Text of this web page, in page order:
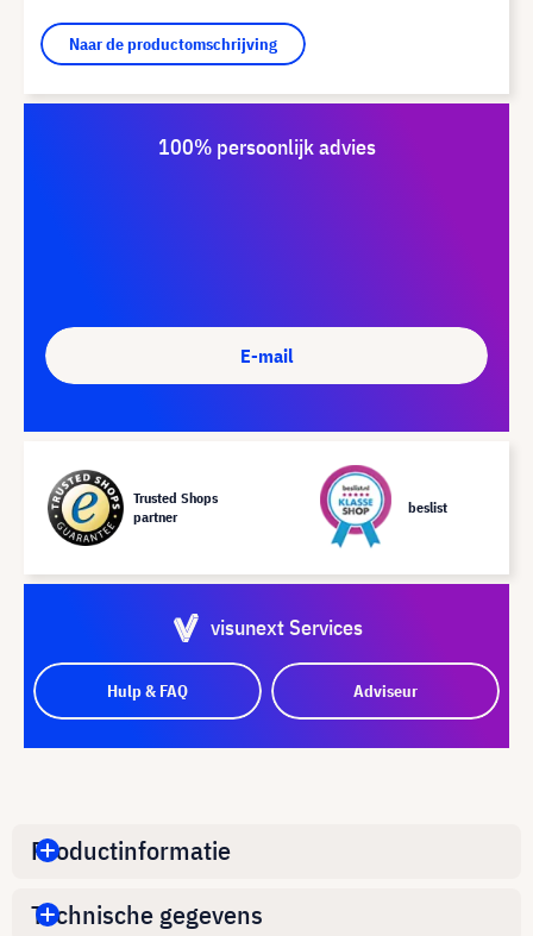
Naar de productomschrijving
100% persoonlijk advies
E-mail
Trusted Shops
partner
beslist
visunext Services
Hulp & FAQ Adviseur
Productinformatie
Technische gegevens